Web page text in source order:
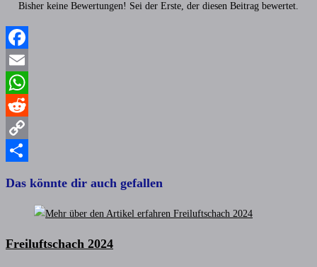
Bisher keine Bewertungen! Sei der Erste, der diesen Beitrag bewertet.
Facebook
Email
WhatsApp
Reddit
Copy
Das könnte dir auch gefallen
Freiluftschach 2024